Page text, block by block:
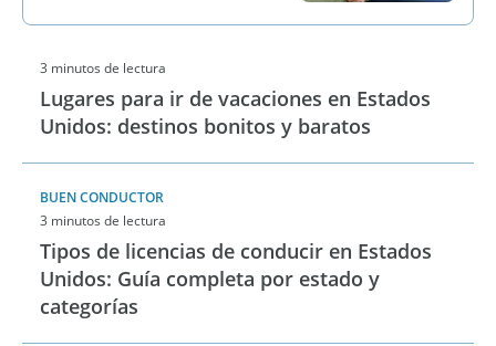
3 minutos de lectura
Lugares para ir de vacaciones en Estados
Unidos: destinos bonitos y baratos
BUEN CONDUCTOR
3 minutos de lectura
Tipos de licencias de conducir en Estados
Unidos: Guía completa por estado y
categorías